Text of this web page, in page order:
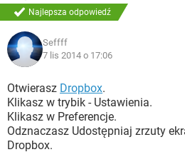
Najlepsza odpowiedź
Seffff
7 lis 2014 o 17:06
Otwierasz Dropbox.
Klikasz w trybik - Ustawienia.
Klikasz w Preferencje.
Odznaczasz Udostępniaj zrzuty
Dropbox.